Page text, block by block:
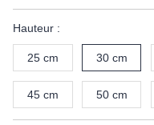
Hauteur :
25 cm 30 cm
45 cm 50 cm